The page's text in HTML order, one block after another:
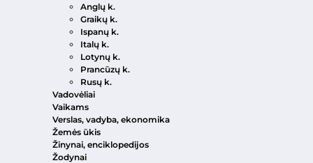
Anglų k.
Graikų k.
Ispanų k.
Italų k.
Lotynų k.
Prancūzų k.
Rusų k.
Vadovėliai
Vaikams
Verslas, vadyba, ekonomika
Žemės ūkis
Žinynai, enciklopedijos
Žodynai